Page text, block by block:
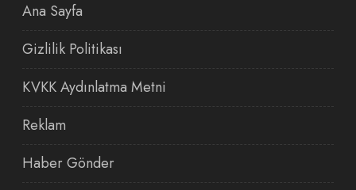
Ana Sayfa
Gizlilik Politikası
KVKK Aydınlatma Metni
Reklam
Haber Gönder